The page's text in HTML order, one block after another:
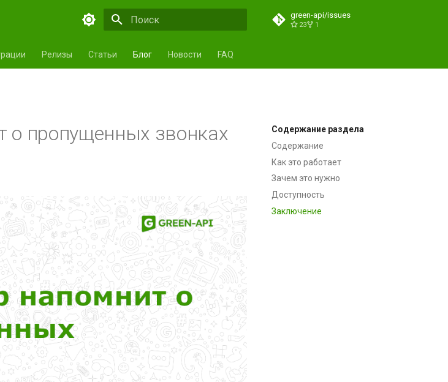
green-api/issues
23 1
Релизы Статьи Блог Новости FAQ
Содержание раздела
Содержание
Как это работает
Зачем это нужно
Доступность
Заключение
о пропущенных звонках